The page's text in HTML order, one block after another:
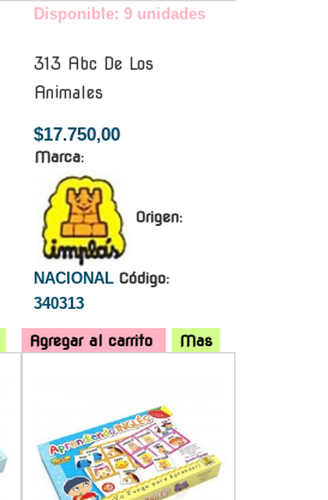
Disponible: 9 unidades
313 Abc De Los
Animales
$17.750,00
Marca:
Origen:
NACIONAL Código:
340313
Agregar al carrito
Mas